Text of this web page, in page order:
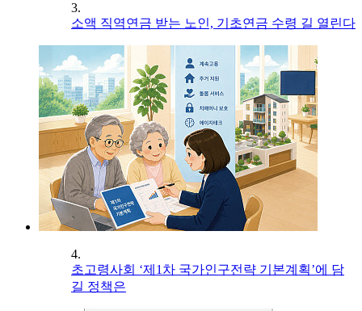
3.
소액 직역연금 받는 노인, 기초연금 수령 길 열린다
4.
초고령사회 ‘제1차 국가인구전략 기본계획’에 담
길 정책은